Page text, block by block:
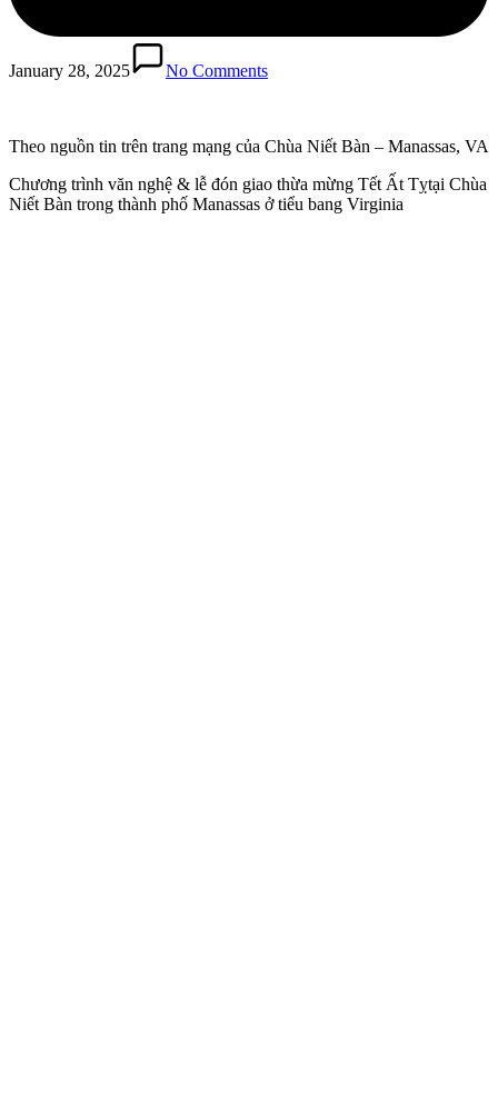
January 28, 2025 No Comments
Theo nguồn tin trên trang mạng của Chùa Niết Bàn – Manassas, VA
Chương trình văn nghệ & lễ đón giao thừa mừng Tết Ất Tỵtại Chùa
Niết Bàn trong thành phố Manassas ở tiểu bang Virginia